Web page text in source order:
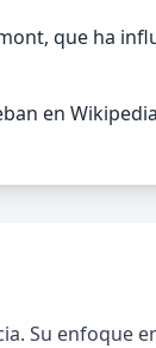
que ha
en
Su enfoque